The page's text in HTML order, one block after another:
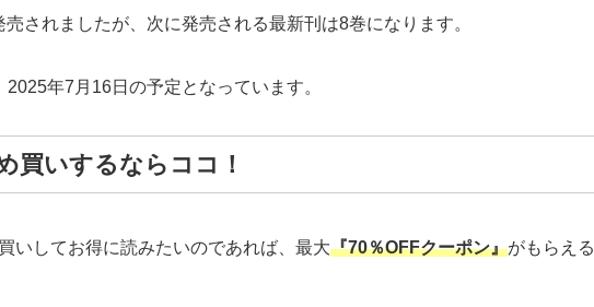
されましたが、次に発売される最新刊は8巻になります。
年7月16日の予定となっています。
買いするならココ！
いしてお得に読みたいのであれば、最大『70％OFFクーポン』がもらえる